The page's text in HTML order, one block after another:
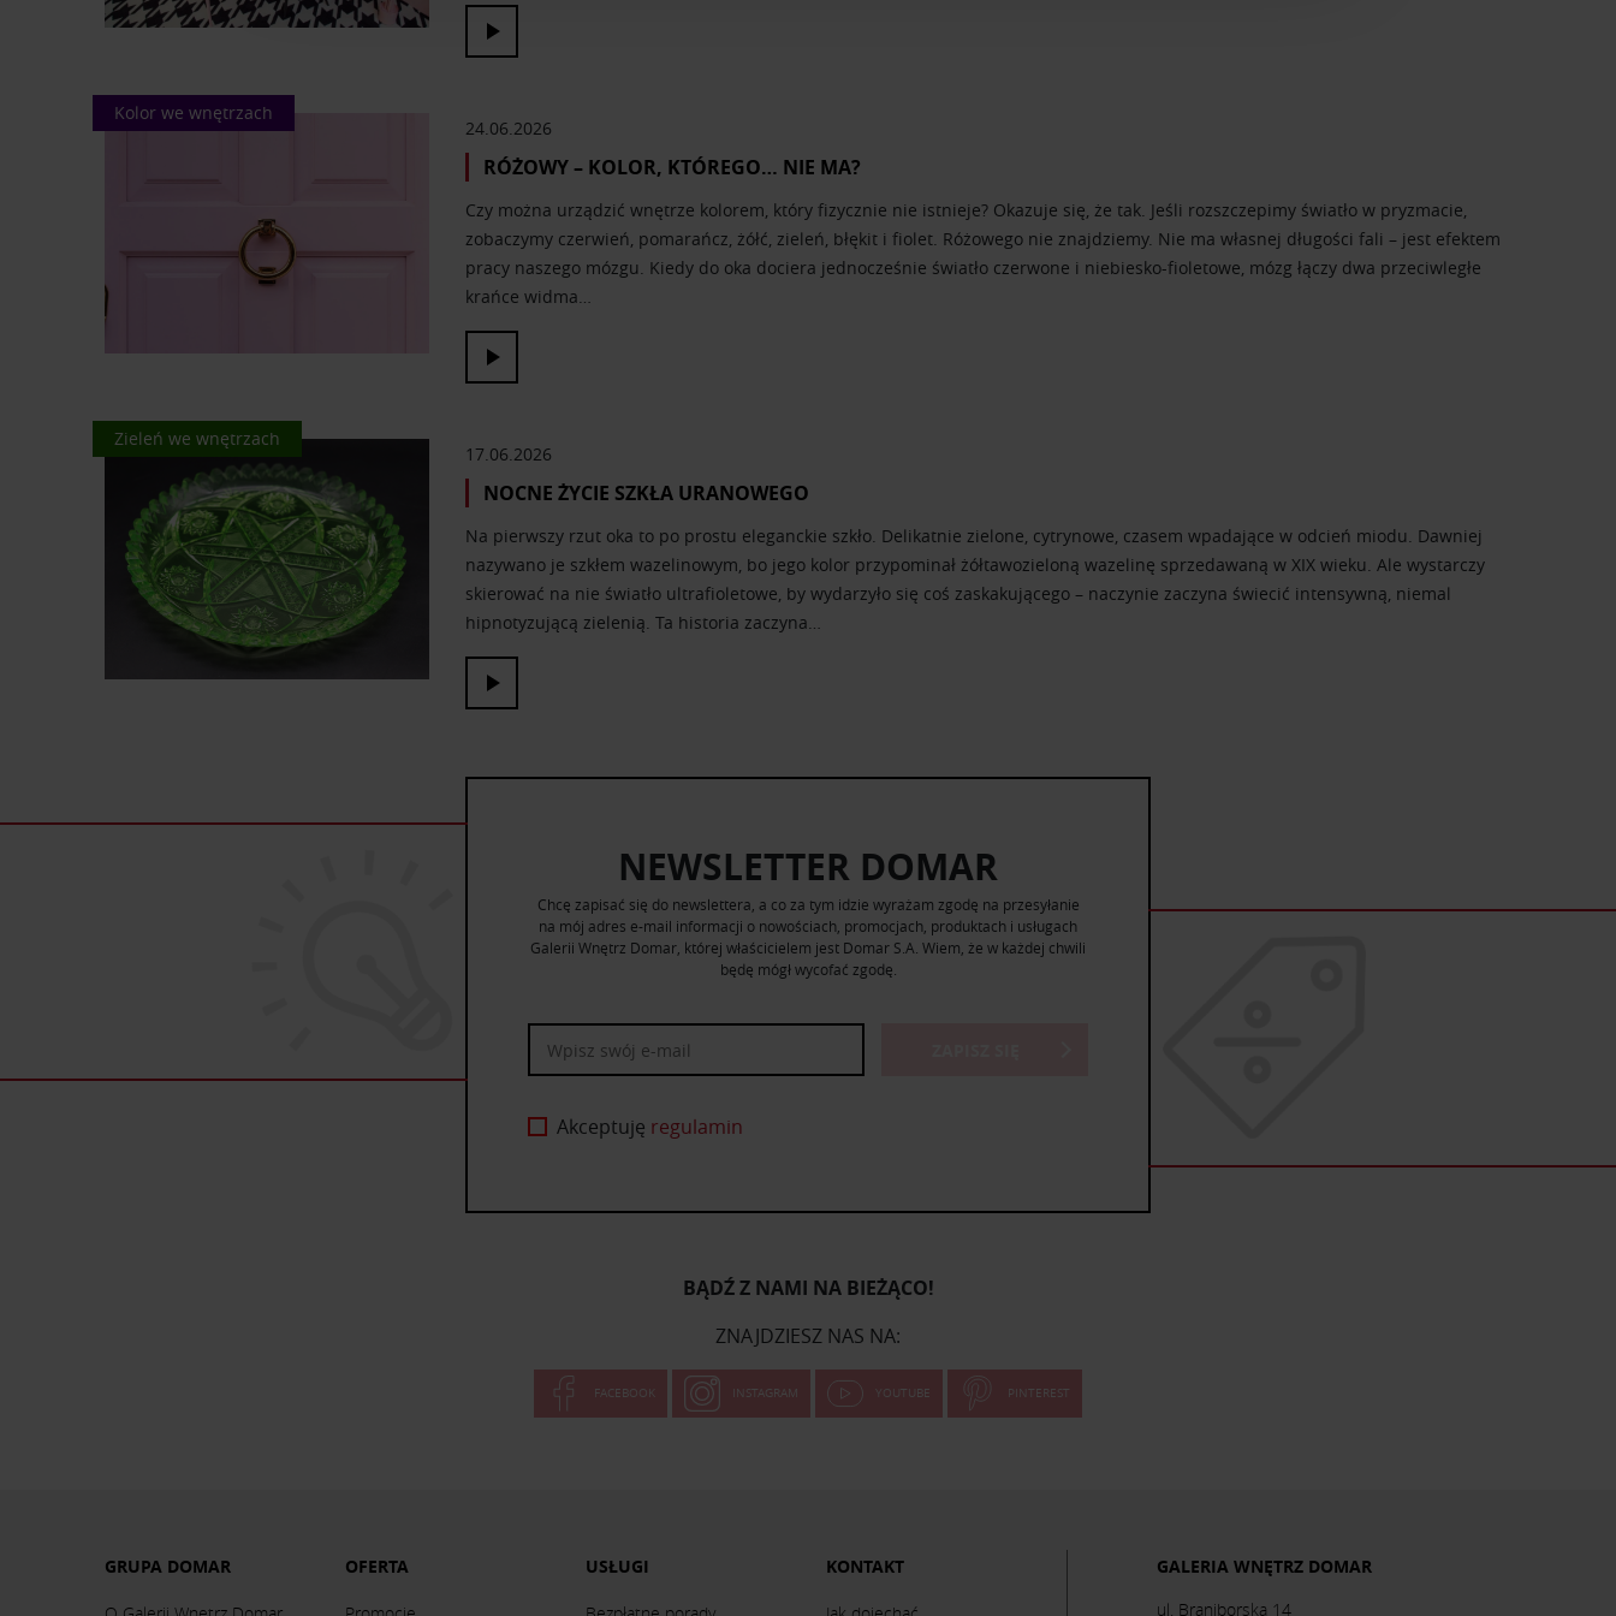
reklamowym i analitycznym. Partnerzy mogą połączyć te informacje z innymi danymi otrzymanymi od Ciebie lub
Kolor we wnętrzach
24.06.2026
RÓŻOWY – KOLOR, KTÓREGO… NIE MA?
Czy można urządzić wnętrze kolorem, który fizycznie nie istnieje? Okazuje się, że tak. Jeśli rozszczepimy światło w pryzmacie,
zobaczymy czerwień, pomarańcz, żółć, zieleń, błękit i fiolet. Różowego nie znajdziemy. Nie ma własnej długości fali – jest efektem
pracy naszego mózgu. Kiedy do oka dociera jednocześnie światło czerwone i niebiesko-fioletowe, mózg łączy dwa przeciwległe
krańce widma…
Kolor we wnętrzach
Zieleń we wnętrzach
17.06.2026
NOCNE ŻYCIE SZKŁA URANOWEGO
Na pierwszy rzut oka to po prostu eleganckie szkło. Delikatnie zielone, cytrynowe, czasem wpadające w odcień miodu. Dawniej
nazywano je szkłem wazelinowym, bo jego kolor przypominał żółtawozieloną wazelinę sprzedawaną w XIX wieku. Ale wystarczy
skierować na nie światło ultrafioletowe, by wydarzyło się coś zaskakującego – naczynie zaczyna świecić intensywną, niemal
hipnotyzującą zielenią. Ta historia zaczyna…
NEWSLETTER DOMAR
Chcę zapisać się do newslettera, a co za tym idzie wyrażam zgodę na przesyłanie
na mój adres e-mail informacji o nowościach, promocjach, produktach i usługach
Galerii Wnętrz Domar, której właścicielem jest Domar S.A. Wiem, że w każdej chwili
będę mógł wycofać zgodę.
Akceptuję regulamin
BĄDŹ Z NAMI NA BIEŻĄCO!
ZNAJDZIESZ NAS NA:
FACEBOOK INSTAGRAM YOUTUBE PINTEREST
GRUPA DOMAR OFERTA USŁUGI KONTAKT
GALERIA WNĘTRZ DOMAR
ul. Braniborska 14